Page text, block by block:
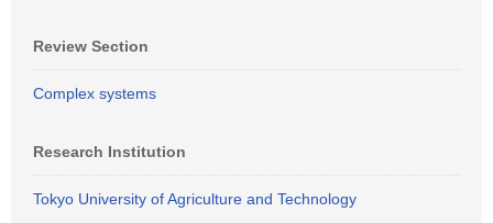
Review Section
Complex systems
Research Institution
Tokyo University of Agriculture and Technology